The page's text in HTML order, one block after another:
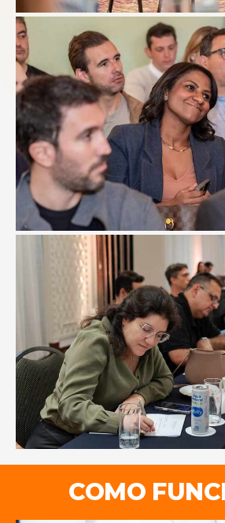
COMO